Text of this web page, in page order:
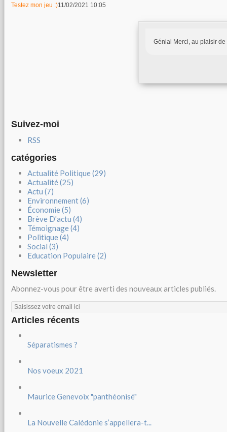
Testez mon jeu :)11/02/2021 10:05
Génial Merci, au plaisir
Suivez-moi
RSS
catégories
Actualité Politique (29)
Actualité (25)
Actu (7)
Environnement (6)
Économie (5)
Brève D'actu (4)
Témoignage (4)
Politique (4)
Social (3)
Education Populaire (2)
Newsletter
Abonnez-vous pour être averti des nouveaux articles publiés.
Articles récents
Séparatismes ?
Nos voeux 2021
Maurice Genevoix "panthéonisé"
La Nouvelle Calédonie s’appellera-t...